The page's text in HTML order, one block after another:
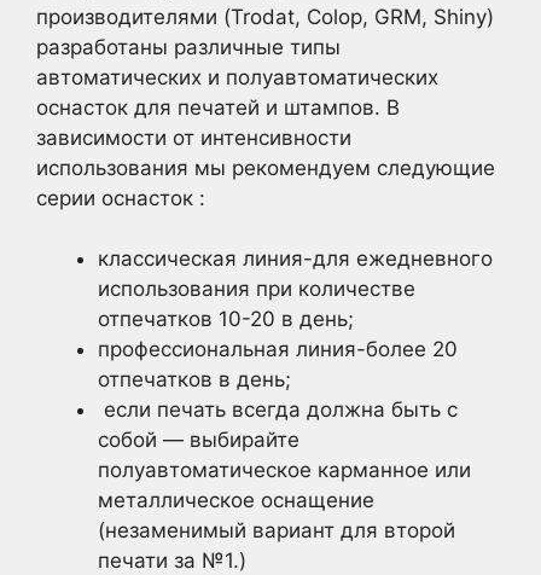
производителями (Trodat, Colop, GRM, Shiny)
разработаны различные типы
автоматических и полуавтоматических
оснасток для печатей и штампов. В
зависимости от интенсивности
использования мы рекомендуем следующие
серии оснасток :
классическая линия-для ежедневного
использования при количестве
отпечатков 10-20 в день;
профессиональная линия-более 20
отпечатков в день;
если печать всегда должна быть с
собой — выбирайте
полуавтоматическое карманное или
металлическое оснащение
(незаменимый вариант для второй
печати за №1.)